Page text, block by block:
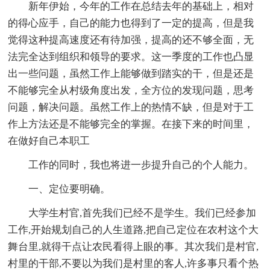
新年伊始，今年的工作在总结去年的基础上，相对
的得心应手，自己的能力也得到了一定的提高，但是我
觉得这种提高速度还有待加强，提高的还不够全面，无
法完全达到组织和领导的要求。这一季度的工作也凸显
出一些问题，虽然工作上能够做到踏实的干，但是还是
不能够完全从村级角度出发，全方位的发现问题，思考
问题，解决问题。虽然工作上的热情不缺，但是对于工
作上方法还是不能够完全的掌握。在接下来的时间里，
在做好自己本职工
工作的同时，我也将进一步提升自己的个人能力。
一、定位要明确。
大学生村官,首先我们已经不是学生。我们已经参加
工作,开始规划自己的人生道路,把自己定位在农村这个大
舞台里,就得干点让农民看得上眼的事。其次我们是村官,
村里的干部,不要以为我们是村里的客人,许多事只看个热